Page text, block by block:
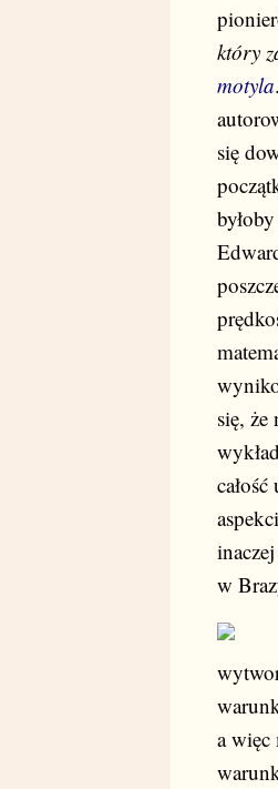
który
motyla
się
się,
w
a więc